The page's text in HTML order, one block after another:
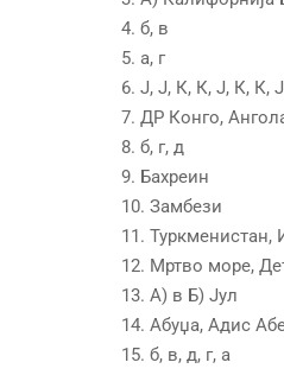
4. б, в
5. а, г
6. Ј, Ј, К, К, Ј, К, К, Ј
7. ДР Конго,
8. б, г, д
9. Бахреин
10. Замбези
11. Туркменистан,
12. Мртво море,
13. А) в Б) Јул
14. Абуџа, Адис
15. б, в, д, г, а